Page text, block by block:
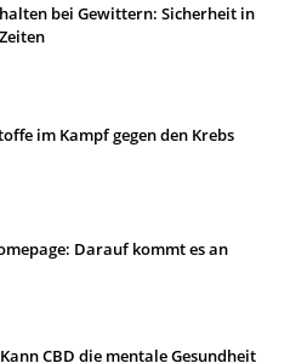
bei Gewittern: Sicherheit in
im Kampf gegen den Krebs
Darauf kommt es an
CBD die mentale Gesundheit